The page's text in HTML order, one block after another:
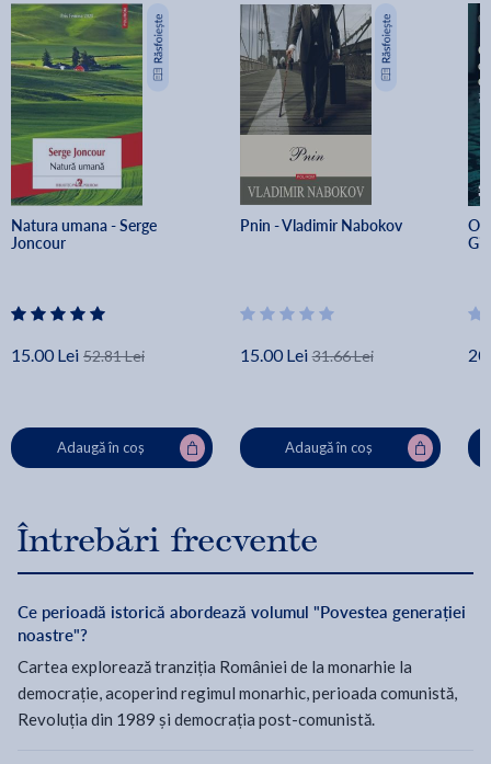
Natura umana - Serge
Joncour
15.00 Lei 52.81 Lei
Adaugă în coș
Pnin - Vladimir Nabokov
15.00 Lei 31.66 Lei
Adaugă în coș
Întrebări frecvente
Ce perioadă istorică abordează volumul "Povestea generației
noastre"?
Cartea explorează tranziția României de la monarhie la
democrație, acoperind regimul monarhic, perioada comunistă,
Revoluția din 1989 și democrația post-comunistă.